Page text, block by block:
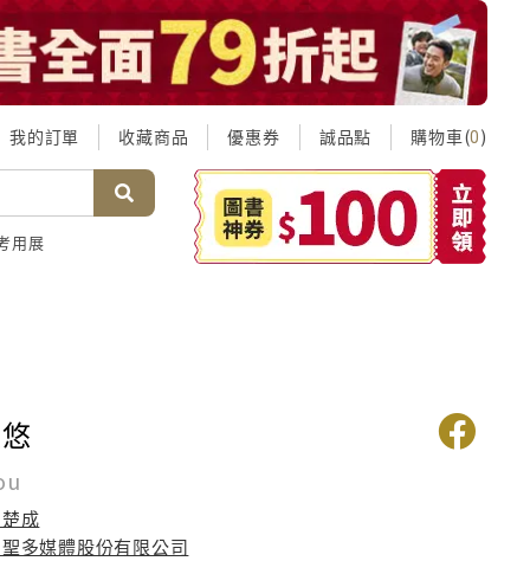
我的訂單 收藏商品 優惠券 誠品點 購物車(0)
用展
成
多媒體股份有限公司